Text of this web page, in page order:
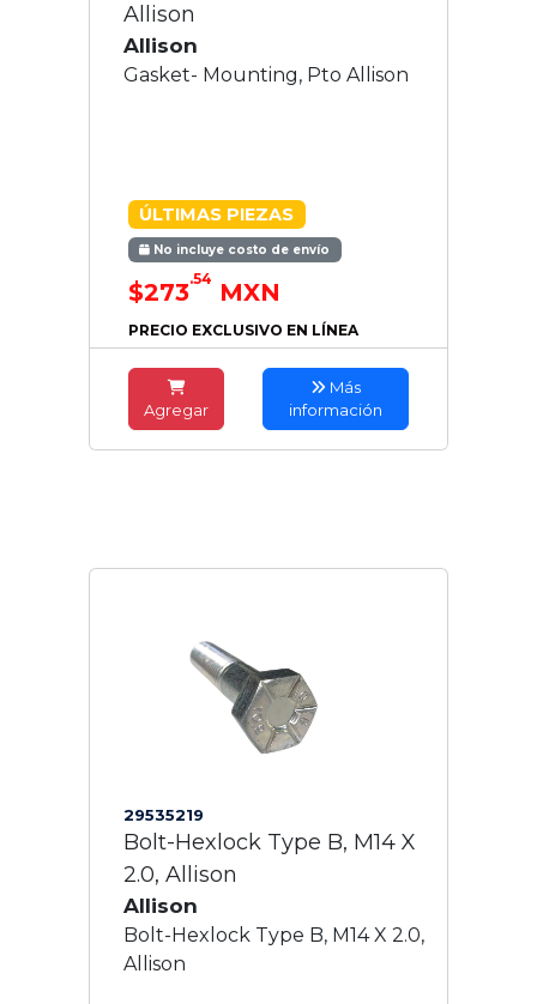
Allison
Allison
Gasket- Mounting, Pto Allison
ÚLTIMAS PIEZAS
No incluye costo de envío
$273.54 MXN
PRECIO EXCLUSIVO EN LÍNEA
Agregar
Más
información
29535219
Bolt-Hexlock Type B, M14 X
2.0, Allison
Allison
Bolt-Hexlock Type B, M14 X 2.0,
Allison